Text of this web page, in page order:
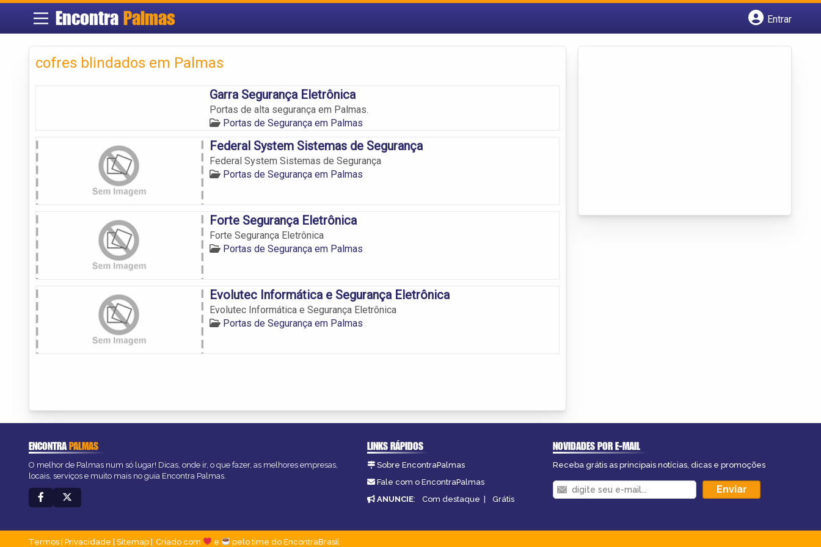
Encontra Palmas
Entrar
cofres blindados em Palmas
Garra Segurança Eletrônica
Portas de alta segurança em Palmas.
Portas de Segurança em Palmas
Federal System Sistemas de Segurança
Federal System Sistemas de Segurança
Portas de Segurança em Palmas
Forte Segurança Eletrônica
Forte Segurança Eletrônica
Portas de Segurança em Palmas
Evolutec Informática e Segurança Eletrônica
Evolutec Informática e Segurança Eletrônica
Portas de Segurança em Palmas
ENCONTRAPALMAS
O melhor de Palmas num só lugar! Dicas, onde ir, o que fazer, as melhores empresas,
locais, serviços e muito mais no guia Encontra Palmas.
LINKS RÁPIDOS
Sobre EncontraPalmas
Fale com o EncontraPalmas
ANUNCIE: Com destaque | Grátis
NOVIDADES POR E-MAIL
Receba grátis as principais notícias, dicas e promoções
Termos Privacidade Sitemap Criado com e pelo time do EncontraBrasil